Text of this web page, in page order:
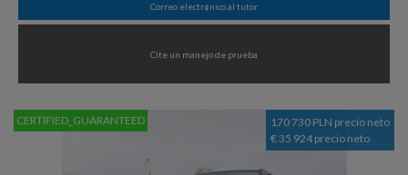
Correo electr¢nico al tutor
Cite un manejo de prueba
170 730 PLN precio neto
€ 35 924 precio neto
CERTIFIED_GUARANTEED